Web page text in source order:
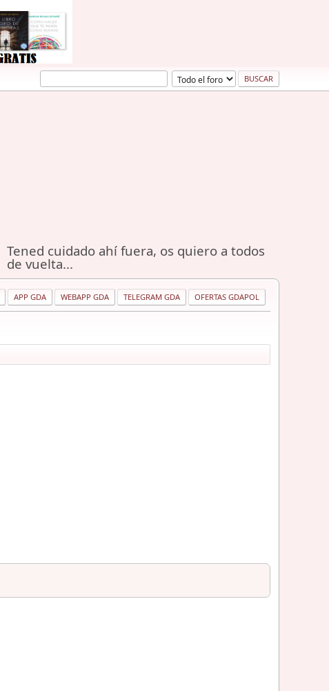
Tened cuidado ahí fuera, os quiero a todos
de vuelta...
APP GDA WEBAPP GDA TELEGRAM GDA OFERTAS GDAPOL